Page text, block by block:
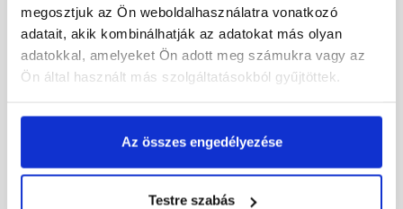
megosztjuk az Ön weboldalhasználatra vonatkozó
adatait, akik kombinálhatják az adatokat más olyan
adatokkal, amelyeket Ön adott meg számukra vagy az
Ön által használt más szolgáltatásokból gyűjtöttek.
Az összes engedélyezése
Testre szabás
Fabrostone Nuvolo ivókút
59 570 Ft/ db
Fabrostone Homokkő
vályú
23 760 Ft/ db